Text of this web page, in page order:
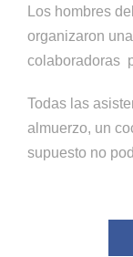
Los hombres
organizaron
colaboradoras
Todas las
almuerzo, un
supuesto no